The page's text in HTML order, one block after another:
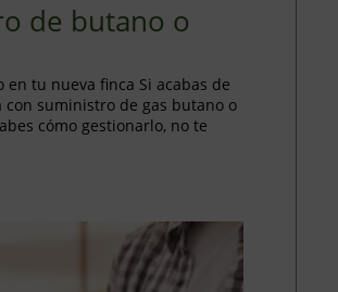
de butano o
tu nueva finca Si acabas de
suministro de gas butano o
cómo gestionarlo, no te